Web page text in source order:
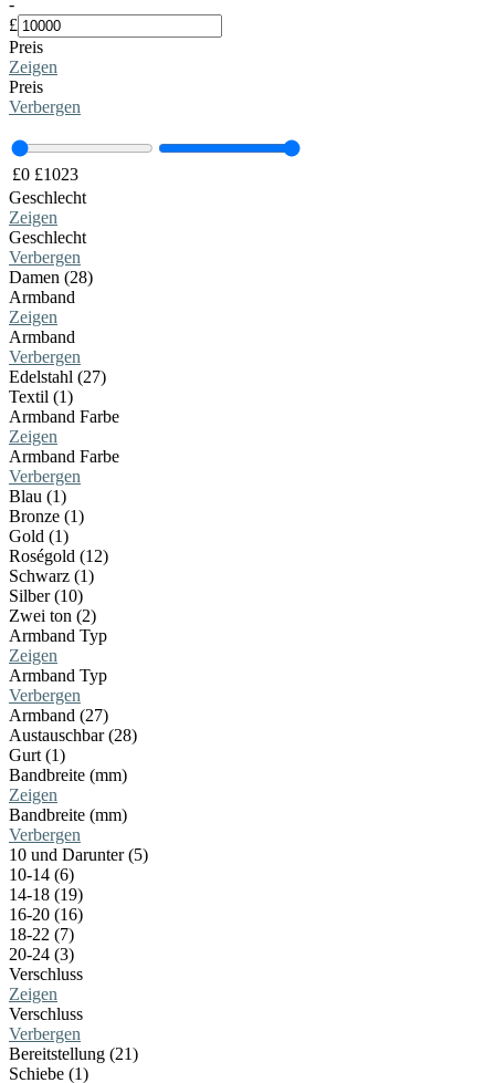
-
£
Preis
Zeigen
Preis
Verbergen
£0 £1023
Geschlecht
Zeigen
Geschlecht
Verbergen
Damen (28)
Armband
Zeigen
Armband
Verbergen
Edelstahl (27)
Textil (1)
Armband Farbe
Zeigen
Armband Farbe
Verbergen
Blau (1)
Bronze (1)
Gold (1)
Roségold (12)
Schwarz (1)
Silber (10)
Zwei ton (2)
Armband Typ
Zeigen
Armband Typ
Verbergen
Armband (27)
Austauschbar (28)
Gurt (1)
Bandbreite (mm)
Zeigen
Bandbreite (mm)
Verbergen
10 und Darunter (5)
10-14 (6)
14-18 (19)
16-20 (16)
18-22 (7)
20-24 (3)
Verschluss
Zeigen
Verschluss
Verbergen
Bereitstellung (21)
Schiebe (1)